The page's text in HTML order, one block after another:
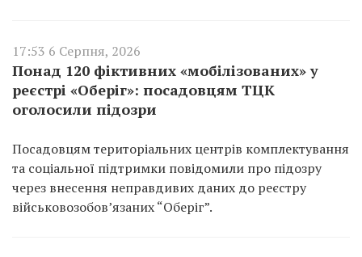
17:53 6 Серпня, 2026
Понад 120 фіктивних «мобілізованих» у
реєстрі «Оберіг»: посадовцям ТЦК
оголосили підозри
Посадовцям територіальних центрів комплектування
та соціальної підтримки повідомили про підозру
через внесення неправдивих даних до реєстру
військовозобов’язаних “Оберіг”.